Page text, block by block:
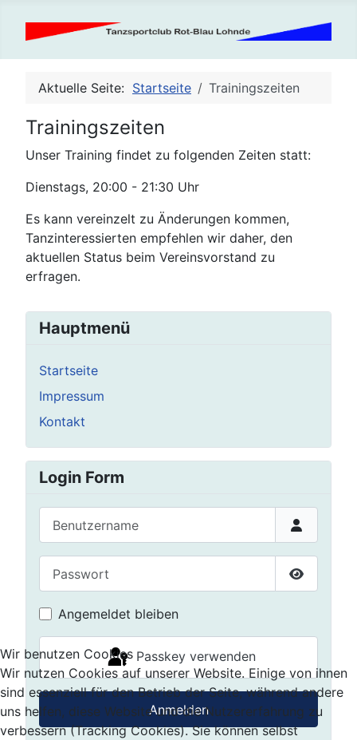
Aktuelle Seite: Startseite Trainingszeiten
Trainingszeiten
Unser Training findet zu folgenden Zeiten statt:
Dienstags, 20:00 - 21:30 Uhr
Es kann vereinzelt zu Änderungen kommen,
Tanzinteressierten empfehlen wir daher, den
aktuellen Status beim Vereinsvorstand zu
erfragen.
Hauptmenü
Startseite
Impressum
Kontakt
Login Form
Passwort
Angemeldet bleiben
Passkey verwenden
Anmelden
Wir benutzen Cookies
Wir nutzen Cookies auf unserer Website. Einige von ihnen
sind essenziell für den Betrieb der Seite, während andere
uns helfen, diese Website und die Nutzererfahrung zu
verbessern (Tracking Cookies). Sie können selbst